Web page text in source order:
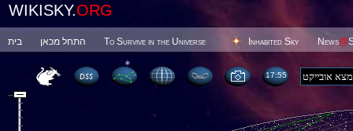
WIKISKY.ORG
בית התחל מכאן To Survive in the Universe Inhabited Sky News@
17 55